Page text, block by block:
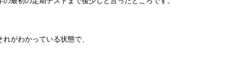
れがわかっている状態で、